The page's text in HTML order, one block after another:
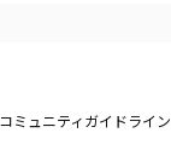
コミュニティガイドライン